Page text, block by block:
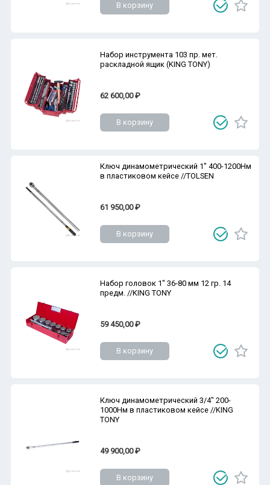
В корзину
Набор инструмента 103 пр. мет.
раскладной ящик (KING TONY)
62 600,00 ₽
В корзину
Ключ динамометрический 1" 400-1200Нм
в пластиковом кейсе //TOLSEN
61 950,00 ₽
В корзину
Набор головок 1" 36-80 мм 12 гр. 14
предм. //KING TONY
59 450,00 ₽
В корзину
Ключ динамометрический 3/4" 200-
1000Нм в пластиковом кейсе //KING
TONY
49 900,00 ₽
В корзину